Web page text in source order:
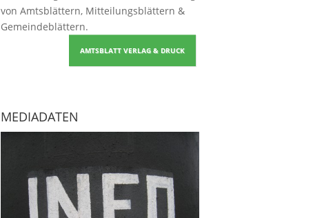
von Amtsblättern, Mitteilungsblättern &
Gemeindeblättern.
AMTSBLATT VERLAG & DRUCK
MEDIADATEN